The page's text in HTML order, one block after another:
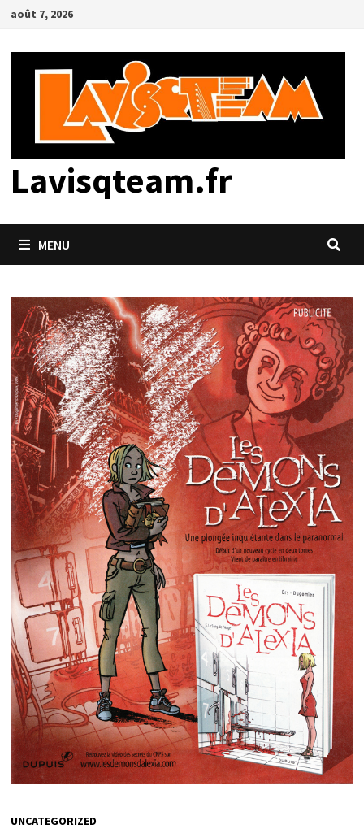
Passer
contenu
août 7, 2026
Lavisqteam.fr
MENU
UNCATEGORIZED